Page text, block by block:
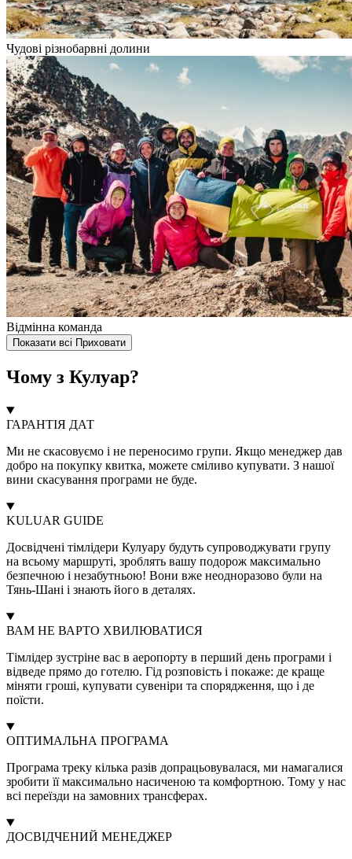
Чудові різнобарвні долини
Відмінна команда
Показати всі Приховати
Чому з Кулуар?
ГАРАНТІЯ ДАТ
Ми не скасовуємо і не переносимо групи. Якщо менеджер дав
добро на покупку квитка, можете сміливо купувати. З нашої
вини скасування програми не буде.
KULUAR GUIDE
Досвідчені тімлідери Кулуару будуть супроводжувати групу
на всьому маршруті, зроблять вашу подорож максимально
безпечною і незабутньою! Вони вже неодноразово були на
Тянь-Шані і знають його в деталях.
ВАМ НЕ ВАРТО ХВИЛЮВАТИСЯ
Тімлідер зустріне вас в аеропорту в перший день програми і
відведе прямо до готелю. Гід розповість і покаже: де краще
міняти гроші, купувати сувеніри та спорядження, що і де
поїсти.
ОПТИМАЛЬНА ПРОГРАМА
Програма треку кілька разів допрацьовувалася, ми намагалися
зробити її максимально насиченою та комфортною. Тому у нас
всі переїзди на замовних трансферах.
ДОСВІДЧЕНИЙ МЕНЕДЖЕР